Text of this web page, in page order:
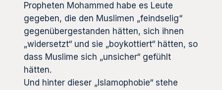
Propheten Mohammed habe es Leute
gegeben, die den Muslimen „feindselig“
gegenübergestanden hätten, sich ihnen
„widersetzt“ und sie „boykottiert“ hätten, so
dass Muslime sich „unsicher“ gefühlt
hätten.
Und hinter dieser „Islamophobie“ stehe